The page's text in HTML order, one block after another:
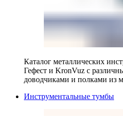
Каталог металлических
Гефест и KronVuz с
доводчиками и полками из
Инструментальные тумбы